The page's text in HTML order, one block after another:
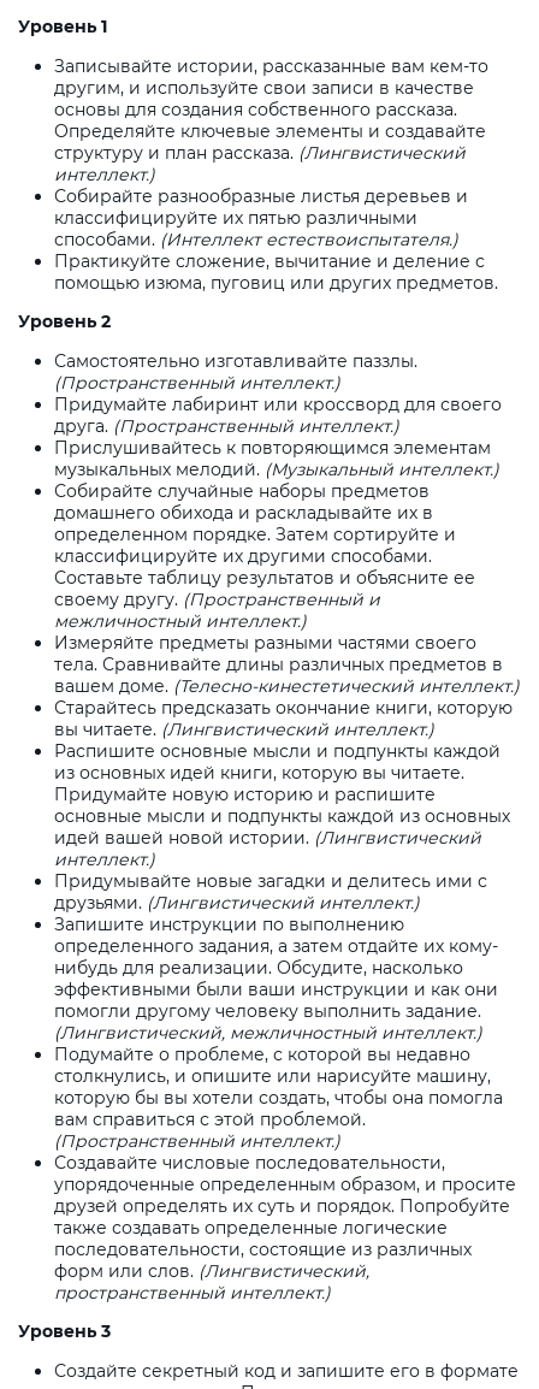
Уровень 1
Записывайте истории, рассказанные вам кем-то
другим, и используйте свои записи в качестве
основы для создания собственного рассказа.
Определяйте ключевые элементы и создавайте
структуру и план рассказа. (Лингвистический
интеллект.)
Собирайте разнообразные листья деревьев и
классифицируйте их пятью различными
способами. (Интеллект естествоиспытателя.)
Практикуйте сложение, вычитание и деление с
помощью изюма, пуговиц или других предметов.
Уровень 2
Самостоятельно изготавливайте паззлы.
(Пространственный интеллект.)
Придумайте лабиринт или кроссворд для своего
друга. (Пространственный интеллект.)
Прислушивайтесь к повторяющимся элементам
музыкальных мелодий. (Музыкальный интеллект.)
Собирайте случайные наборы предметов
домашнего обихода и раскладывайте их в
определенном порядке. Затем сортируйте и
классифицируйте их другими способами.
Составьте таблицу результатов и объясните ее
своему другу. (Пространственный и
межличностный интеллект.)
Измеряйте предметы разными частями своего
тела. Сравнивайте длины различных предметов в
вашем доме. (Телесно-кинестетический интеллект.)
Старайтесь предсказать окончание книги, которую
вы читаете. (Лингвистический интеллект.)
Распишите основные мысли и подпункты каждой
из основных идей книги, которую вы читаете.
Придумайте новую историю и распишите
основные мысли и подпункты каждой из основных
идей вашей новой истории. (Лингвистический
интеллект.)
Придумывайте новые загадки и делитесь ими с
друзьями. (Лингвистический интеллект.)
Запишите инструкции по выполнению
определенного задания, а затем отдайте их кому-
нибудь для реализации. Обсудите, насколько
эффективными были ваши инструкции и как они
помогли другому человеку выполнить задание.
(Лингвистический, межличностный интеллект.)
Подумайте о проблеме, с которой вы недавно
столкнулись, и опишите или нарисуйте машину,
которую бы вы хотели создать, чтобы она помогла
вам справиться с этой проблемой.
(Пространственный интеллект.)
Создавайте числовые последовательности,
упорядоченные определенным образом, и просите
друзей определять их суть и порядок. Попробуйте
также создавать определенные логические
последовательности, состоящие из различных
форм или слов. (Лингвистический,
пространственный интеллект.)
Уровень 3
Создайте секретный код и запишите его в формате